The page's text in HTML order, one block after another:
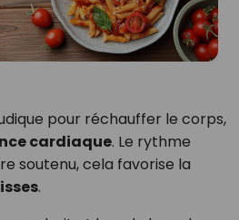
pour réchauffer le corps,
cardiaque. Le rythme
soutenu, cela favorise la
.